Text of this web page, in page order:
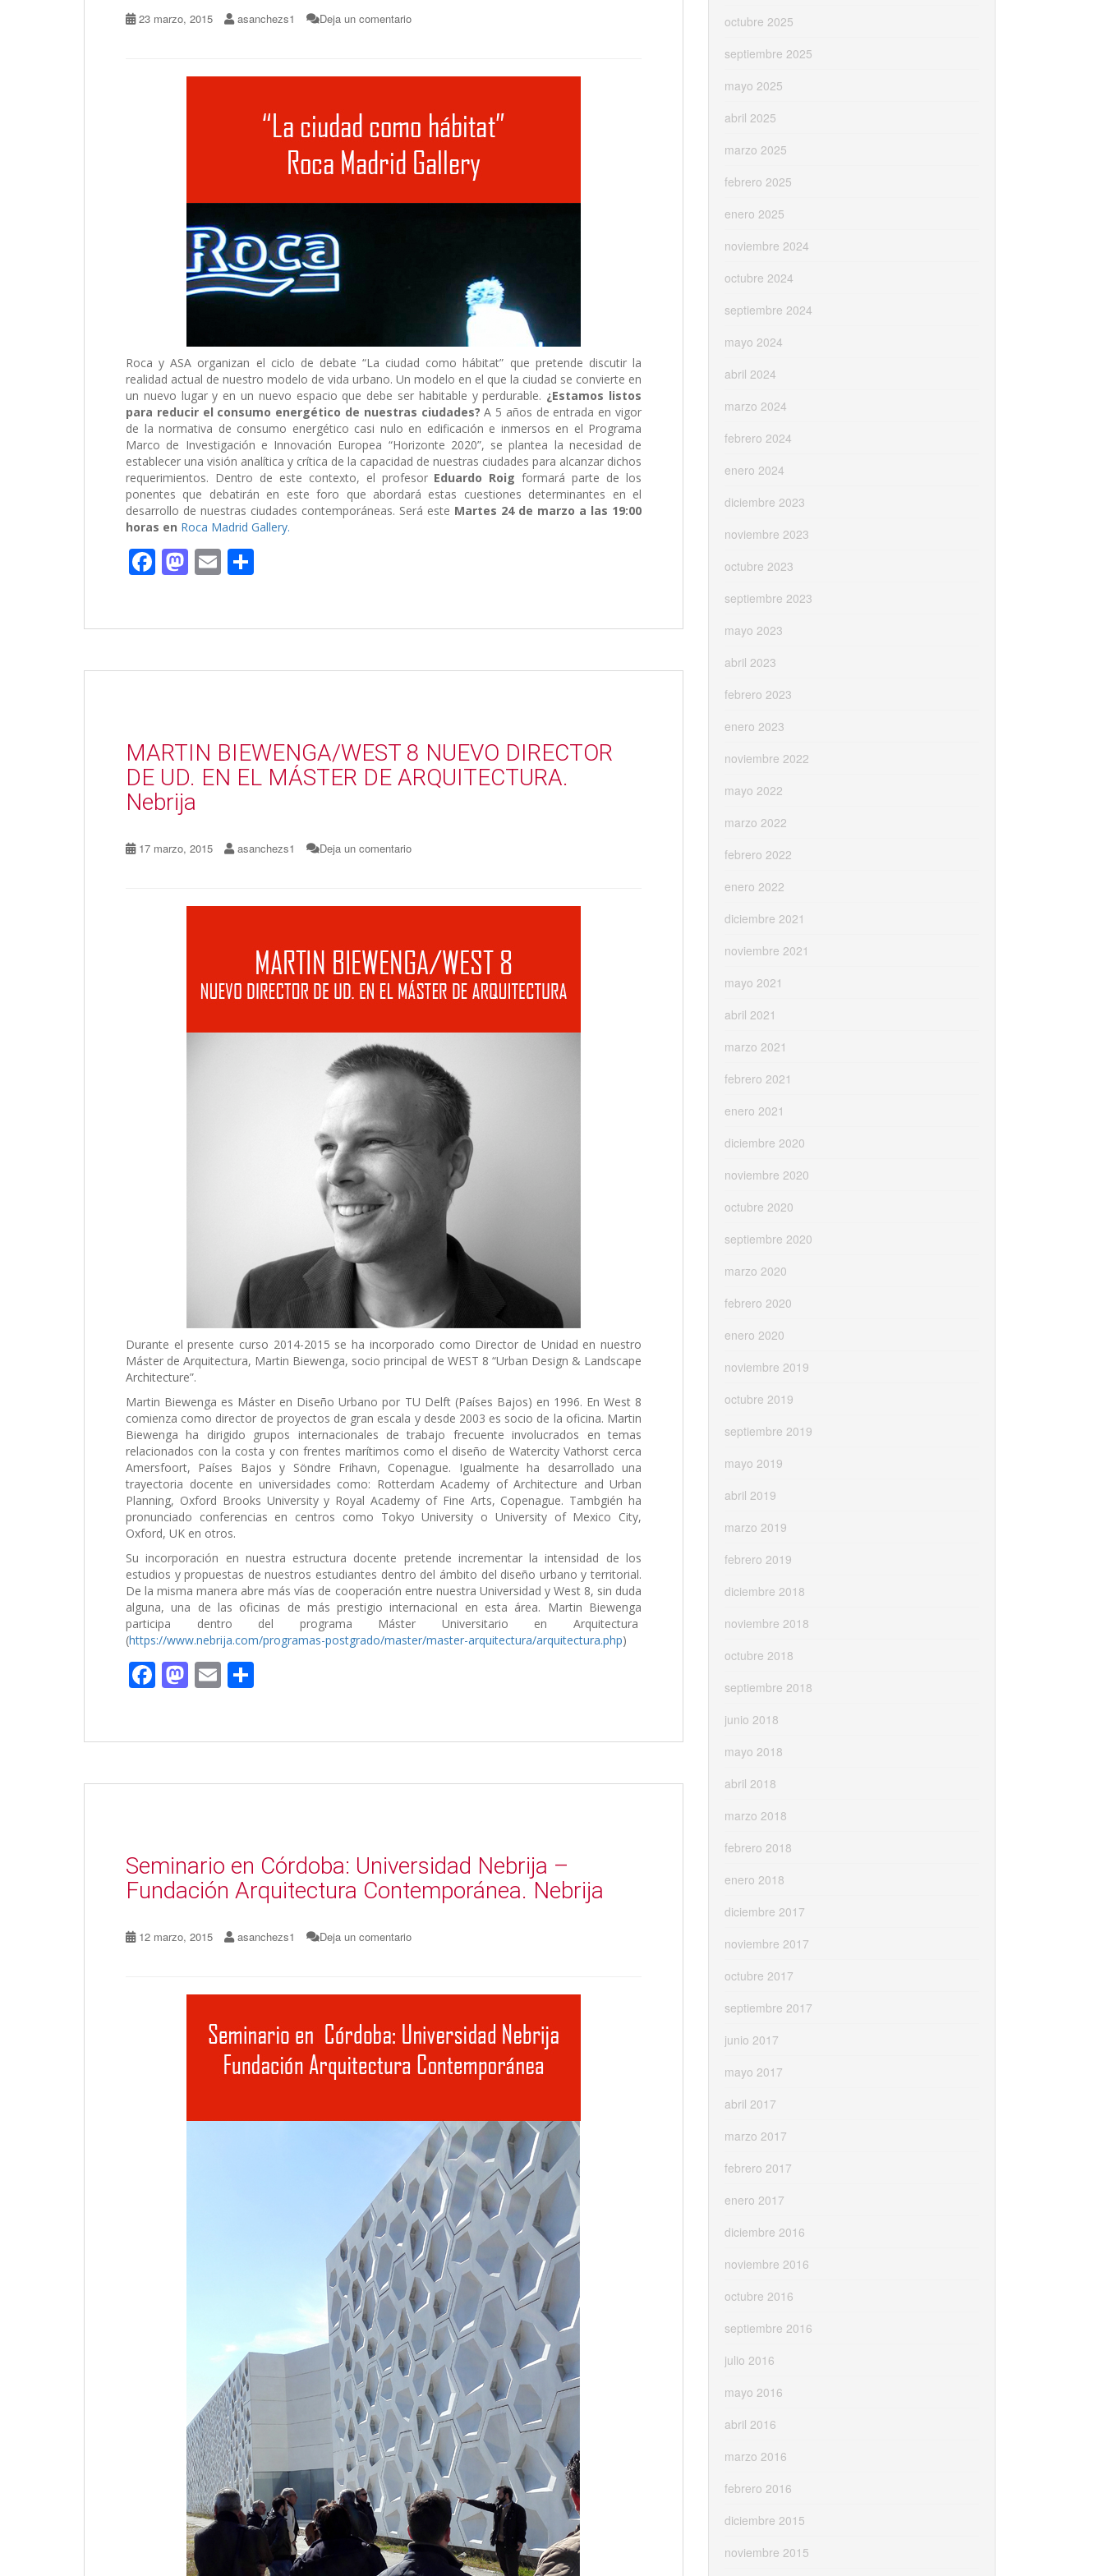
23 marzo, 2015 asanchezs1 Deja un comentario
Roca y ASA organizan el ciclo de debate “La ciudad como hábitat” que pretende discutir la
realidad actual de nuestro modelo de vida urbano. Un modelo en el que la ciudad se convierte en
un nuevo lugar y en un nuevo espacio que debe ser habitable y perdurable. ¿Estamos listos
para reducir el consumo energético de nuestras ciudades? A 5 años de entrada en vigor
de la normativa de consumo energético casi nulo en edificación e inmersos en el Programa
Marco de Investigación e Innovación Europea “Horizonte 2020”, se plantea la necesidad de
establecer una visión analítica y crítica de la capacidad de nuestras ciudades para alcanzar dichos
requerimientos. Dentro de este contexto, el profesor Eduardo Roig formará parte de los
ponentes que debatirán en este foro que abordará estas cuestiones determinantes en el
desarrollo de nuestras ciudades contemporáneas. Será este Martes 24 de marzo a las 19:00
horas en Roca Madrid Gallery.
F
b
o
M
d
o
E
l p
ar
MARTIN BIEWENGA/WEST 8 NUEVO DIRECTOR
DE UD. EN EL MÁSTER DE ARQUITECTURA.
Nebrija
17 marzo, 2015 asanchezs1 Deja un comentario
Durante el presente curso 2014-2015 se ha incorporado como Director de Unidad en nuestro
Máster de Arquitectura, Martin Biewenga, socio principal de WEST 8 “Urban Design & Landscape
Architecture”.
Martin Biewenga es Máster en Diseño Urbano por TU Delft (Países Bajos) en 1996. En West 8
comienza como director de proyectos de gran escala y desde 2003 es socio de la oficina. Martin
Biewenga ha dirigido grupos internacionales de trabajo frecuente involucrados en temas
relacionados con la costa y con frentes marítimos como el diseño de Watercity Vathorst cerca
Amersfoort, Países Bajos y Söndre Frihavn, Copenague. Igualmente ha desarrollado una
trayectoria docente en universidades como: Rotterdam Academy of Architecture and Urban
Planning, Oxford Brooks University y Royal Academy of Fine Arts, Copenague. Tambgién ha
pronunciado conferencias en centros como Tokyo University o University of Mexico City,
Oxford, UK en otros.
Su incorporación en nuestra estructura docente pretende incrementar la intensidad de los
estudios y propuestas de nuestros estudiantes dentro del ámbito del diseño urbano y territorial.
De la misma manera abre más vías de cooperación entre nuestra Universidad y West 8, sin duda
alguna, una de las oficinas de más prestigio internacional en esta área. Martin Biewenga
participa dentro del programa Máster Universitario en Arquitectura
(https://www.nebrija.com/programas-postgrado/master/master-arquitectura/arquitectura.php)
F
b
o
M
d
o
E
l p
ar
Seminario en Córdoba: Universidad Nebrija –
Fundación Arquitectura Contemporánea. Nebrija
12 marzo, 2015 asanchezs1 Deja un comentario
octubre 2025
septiembre 2025
mayo 2025
abril 2025
marzo 2025
febrero 2025
enero 2025
noviembre 2024
octubre 2024
septiembre 2024
mayo 2024
abril 2024
marzo 2024
febrero 2024
enero 2024
diciembre 2023
noviembre 2023
octubre 2023
septiembre 2023
mayo 2023
abril 2023
febrero 2023
enero 2023
noviembre 2022
mayo 2022
marzo 2022
febrero 2022
enero 2022
diciembre 2021
noviembre 2021
mayo 2021
abril 2021
marzo 2021
febrero 2021
enero 2021
diciembre 2020
noviembre 2020
octubre 2020
septiembre 2020
marzo 2020
febrero 2020
enero 2020
noviembre 2019
octubre 2019
septiembre 2019
mayo 2019
abril 2019
marzo 2019
febrero 2019
diciembre 2018
noviembre 2018
octubre 2018
septiembre 2018
junio 2018
mayo 2018
abril 2018
marzo 2018
febrero 2018
enero 2018
diciembre 2017
noviembre 2017
octubre 2017
septiembre 2017
junio 2017
mayo 2017
abril 2017
marzo 2017
febrero 2017
enero 2017
diciembre 2016
noviembre 2016
octubre 2016
septiembre 2016
julio 2016
mayo 2016
abril 2016
marzo 2016
febrero 2016
diciembre 2015
noviembre 2015